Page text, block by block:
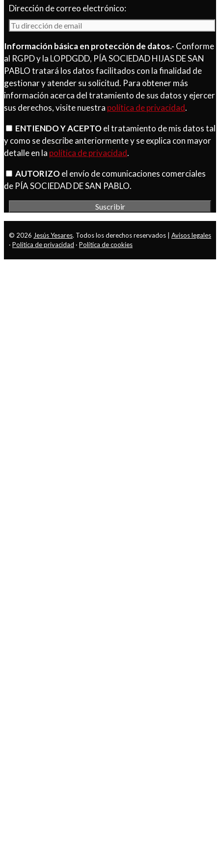
Dirección de correo electrónico:
Información básica en protección de datos.- Conforme
al RGPD y la LOPDGDD, PÍA SOCIEDAD HIJAS DE SAN
PABLO tratará los datos facilitados con la finalidad de
gestionar y atender su solicitud. Para obtener más
información acerca del tratamiento de sus datos y ejercer
sus derechos, visite nuestra política de privacidad.
ENTIENDO Y ACEPTOel tratamiento de mis datos tal
y como se describe anteriormente y se explica con mayor
detalle en la política de privacidad.
AUTORIZOel envío de comunicaciones comerciales
de PÍA SOCIEDAD DE SAN PABLO.
© 2026 Jesús Yesares. Todos los derechos reservados | Avisos legales
· Política de privacidad · Política de cookies